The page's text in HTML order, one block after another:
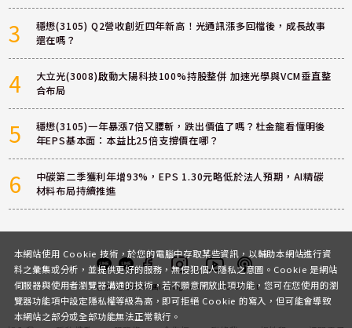
3
穩懋(3105) Q2營收創近四年新高！光通訊漲多回檔後，成長故事
還在嗎？
4
大立光(3008)啟動大陽科技100%持股整併 加速光學與VCM垂直整
合布局
5
穩懋(3105)一年暴漲7倍又腰斬，跌出價值了嗎？杜金龍看懂明後
年EPS基本面：本益比25倍支撐價在哪？
6
中碳第二季獲利年增93%，EPS 1.30元略低於法人預期，AI精碳
材料布局持續推進
客服 討論區粉絲團InstagramYoutubePodcast
本網站使用 Cookie 技術，於您的電腦中存取某些資訊，以輔助本網站進行資
料之彙集或分析，並提供更好的服務，無侵犯個人隱私之意圖。Cookie 是網站
伺服器與使用者瀏覽器溝通的技術，若不願意開放此項功能，您可在您使用的瀏
覽器功能項中設定隱私權等級為高，即可拒絕 Cookie 的寫入，但可能會導致
本網站之部分或全部功能無法正常執行。